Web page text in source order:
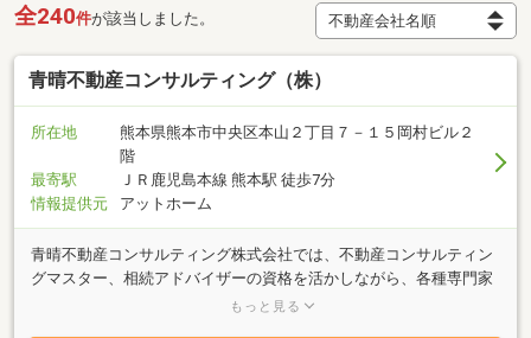
全240件が該当しました。
青晴不動産コンサルティング（株）
所在地
熊本県熊本市中央区本山２丁目７－１５岡村ビル２
階
最寄駅
ＪＲ鹿児島本線 熊本駅 徒歩7分
情報提供元
アットホーム
青晴不動産コンサルティング株式会社では、不動産コンサルティン
グマスター、相続アドバイザーの資格を活かしながら、各種専門家
とのネットワークにより、お客様の不動産のお悩みごとを解決致し
もっと見る